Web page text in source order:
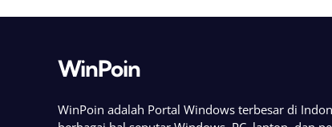
WinPoin
WinPoin adalah Portal Windows terbesar di